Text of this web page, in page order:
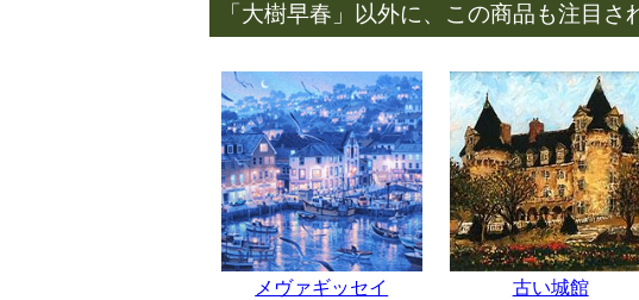
「大樹早春」以外に、この商品も注目さ
メヴァギッセイ 古い城館